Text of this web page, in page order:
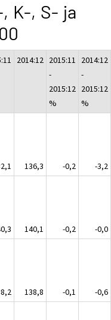
K-, S- ja
2014:12 2015:11
-
2015:12
%
2014:12
-
2015:12
%
136,3 -0,2
-3,2
140,1 -0,2
-0,0
138,8 -0,1
-0,6